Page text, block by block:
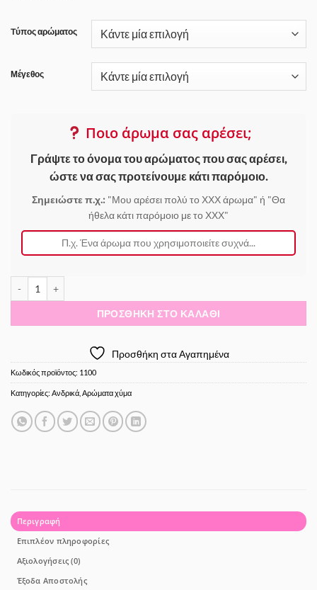
Tύπος αρώματος
Μέγεθος
Ποιο άρωμα σας αρέσει;
Γράψτε το όνομα του αρώματος που σας αρέσει,
ώστε να σας προτείνουμε κάτι παρόμοιο.
Σημειώστε π.χ.: "Μου αρέσει πολύ το ΧΧΧ άρωμα" ή "Θα
ήθελα κάτι παρόμοιο με το ΧΧΧ"
ΠΡΟΣΘΉΚΗ ΣΤΟ ΚΑΛΆΘΙ
Προσθήκη στα Αγαπημένα
Κωδικός προϊόντος: 1100
Κατηγορίες: Ανδρικά Αρώματα χύμα
Περιγραφή
Επιπλέον πληροφορίες
Αξιολογήσεις (0)
Έξοδα Αποστολής